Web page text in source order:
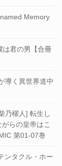
Memory
は君の男【合冊
導く異世界道中
乃櫂人] 転生し
らの皇帝はこ
第01-07巻
ンタクル・ホー